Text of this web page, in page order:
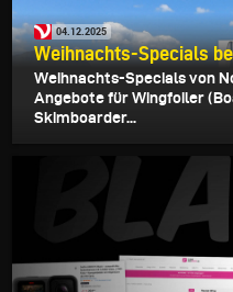
04.12.2025
Weihnachts-Specials
Weihnachts-Specials von
Angebote für Wingfoiler
Skimboarder...